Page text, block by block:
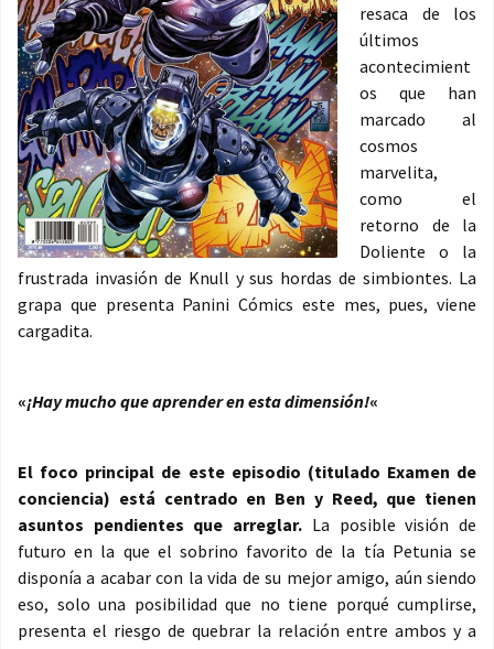
resaca de los
últimos
acontecimient
os que han
marcado al
cosmos
marvelita,
como el
retorno de la
Doliente o la
frustrada invasión de Knull y sus hordas de simbiontes. La
grapa que presenta Panini Cómics este mes, pues, viene
cargadita.
«¡Hay mucho que aprender en esta dimensión!«
El foco principal de este episodio (titulado Examen de
conciencia) está centrado en Ben y Reed, que tienen
asuntos pendientes que arreglar. La posible visión de
futuro en la que el sobrino favorito de la tía Petunia se
disponía a acabar con la vida de su mejor amigo, aún siendo
eso, solo una posibilidad que no tiene porqué cumplirse,
presenta el riesgo de quebrar la relación entre ambos y a